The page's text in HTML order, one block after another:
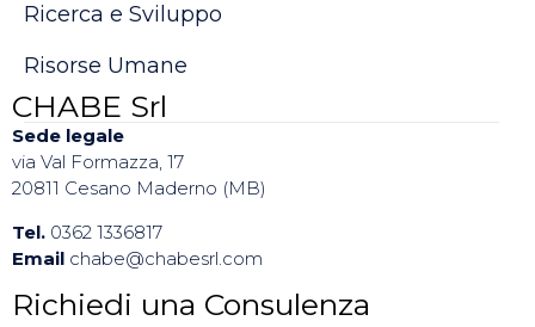
Ricerca e Sviluppo
Risorse Umane
CHABE Srl
Sede legale
via Val Formazza, 17
20811 Cesano Maderno (MB)
Tel. 0362 1336817
Email chabe@chabesrl.com
Richiedi una Consulenza